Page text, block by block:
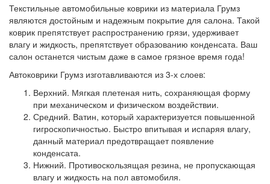
Текстильные автомобильные коврики из материала Грумз
являются достойным и надежным покрытие для салона. Такой
коврик препятствует распространению грязи, удерживает
влагу и жидкость, препятствует образованию конденсата. Ваш
салон останется чистым даже в самое грязное время года!
Автоковрики Грумз изготавливаются из 3-х слоев:
Верхний. Мягкая плетеная нить, сохраняющая форму
при механическом и физическом воздействии.
Средний. Ватин, который характеризуется повышенной
гигроскопичностью. Быстро впитывая и испаряя влагу,
данный материал предотвращает появление
конденсата.
Нижний. Противоскользящая резина, не пропускающая
влагу и жидкость на пол автомобиля.